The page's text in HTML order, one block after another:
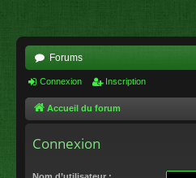
Forums
Connexion Inscription
Accueil du forum
Connexion
Nom d’utilisateur :